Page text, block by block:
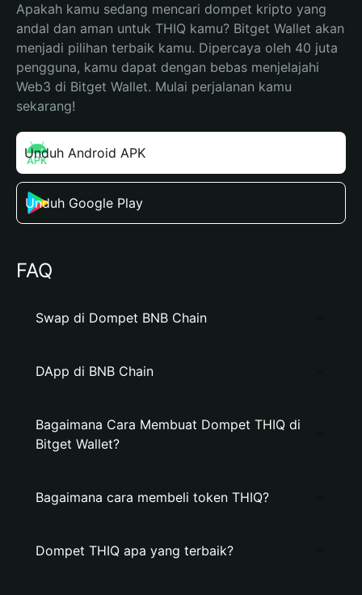
Apakah kamu sedang mencari dompet kripto yang
andal dan aman untuk THIQ kamu? Bitget Wallet akan
menjadi pilihan terbaik kamu. Dipercaya oleh 40 juta
pengguna, kamu dapat dengan bebas menjelajahi
Web3 di Bitget Wallet. Mulai perjalanan kamu
sekarang!
Unduh Android APK
Unduh Google Play
FAQ
Swap di Dompet BNB Chain
DApp di BNB Chain
Bagaimana Cara Membuat Dompet THIQ di
Bitget Wallet?
Bagaimana cara membeli token THIQ?
Dompet THIQ apa yang terbaik?